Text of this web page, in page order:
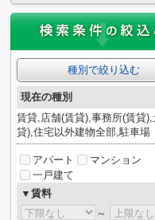
種別で絞り込む
現在の種別
賃貸,店舗(賃貸),事務所(賃貸),
貸),住宅以外建物全部,駐車場
アパート
マンション
一戸建て
▼賃料
～